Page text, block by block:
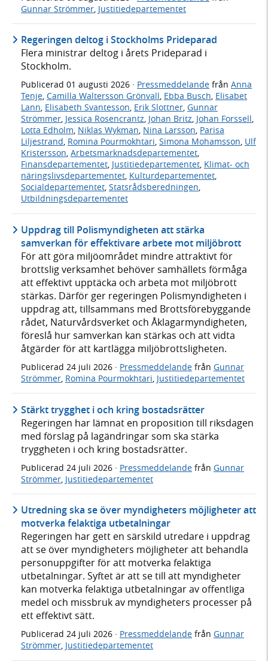
Gunnar Strömmer Justitiedepartementet
Regeringen deltog i Stockholms Prideparad
Flera ministrar deltog i årets Prideparad i
Stockholm.
Publicerad 01 augusti 2026 · Pressmeddelande från Anna
Tenje, Camilla Waltersson Grönvall, Ebba Busch, Elisabet
Lann, Elisabeth Svantesson, Erik Slottner, Gunnar
Strömmer, Jessica Rosencrantz, Johan Britz, Johan Forssell,
Lotta Edholm, Niklas Wykman, Nina Larsson, Parisa
Liljestrand, Romina Pourmokhtari, Simona Mohamsson, Ulf
Kristersson, Arbetsmarknadsdepartementet,
Finansdepartementet, Justitiedepartementet, Klimat- och
näringslivsdepartementet, Kulturdepartementet,
Socialdepartementet, Statsrådsberedningen,
Utbildningsdepartementet
Uppdrag till Polismyndigheten att stärka
samverkan för effektivare arbete mot miljöbrott
För att göra miljöområdet mindre attraktivt för
brottslig verksamhet behöver samhällets förmåga
att effektivt upptäcka och arbeta mot miljöbrott
stärkas. Därför ger regeringen Polismyndigheten i
uppdrag att, tillsammans med Brottsförebyggande
rådet, Naturvårdsverket och Åklagarmyndigheten,
föreslå hur samverkan kan stärkas och att vidta
åtgärder för att kartlägga miljöbrottsligheten.
Publicerad 24 juli 2026 · Pressmeddelande från Gunnar
Strömmer, Romina Pourmokhtari, Justitiedepartementet
Stärkt trygghet i och kring bostadsrätter
Regeringen har lämnat en proposition till riksdagen
med förslag på lagändringar som ska stärka
tryggheten i och kring bostadsrätter.
Publicerad 24 juli 2026 · Pressmeddelande från Gunnar
Strömmer Justitiedepartementet
Utredning ska se över myndigheters möjligheter att
motverka felaktiga utbetalningar
Regeringen har gett en särskild utredare i uppdrag
att se över myndigheters möjligheter att behandla
personuppgifter för att motverka felaktiga
utbetalningar. Syftet är att se till att myndigheter
kan motverka felaktiga utbetalningar av offentliga
medel och missbruk av myndigheters processer på
ett effektivt sätt.
Publicerad 24 juli 2026 · Pressmeddelande från Gunnar
Strömmer, Justitiedepartementet